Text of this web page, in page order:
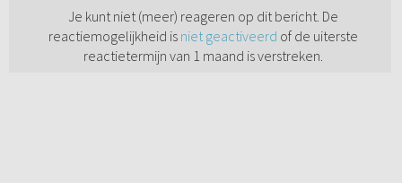
Je kunt niet (meer) reageren op dit bericht. De
reactiemogelijkheid is niet geactiveerd of de uiterste
reactietermijn van 1 maand is verstreken.